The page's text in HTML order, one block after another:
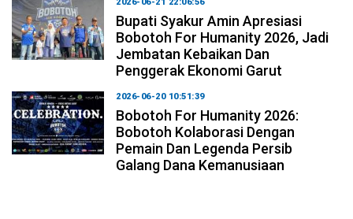
Bupati Syakur Amin Apresiasi
Bobotoh For Humanity 2026, Jadi
Jembatan Kebaikan Dan
Penggerak Ekonomi Garut
2026-06-20 10:51:39
Bobotoh For Humanity 2026:
Bobotoh Kolaborasi Dengan
Pemain Dan Legenda Persib
Galang Dana Kemanusiaan